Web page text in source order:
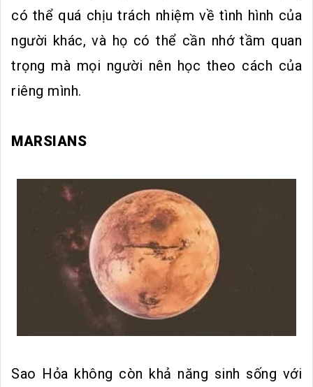
có thể quá chịu trách nhiệm về tình hình của
người khác, và họ có thể cần nhớ tầm quan
trọng mà mọi người nên học theo cách của
riêng mình.
MARSIANS
Sao Hỏa không còn khả năng sinh sống với